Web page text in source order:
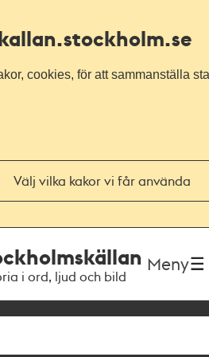
.stockholm.se
cookies, för att sammanställa
Välj vilka kakor vi får använda
i ord, ljud och bild
Meny